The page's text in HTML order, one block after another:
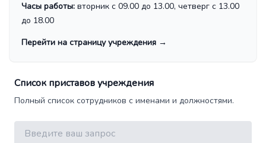
Часы работы: вторник с 09.00 до 13.00, четверг с 13.00
до 18.00
Перейти на страницу учреждения →
Список приставов учреждения
Полный список сотрудников с именами и должностями.
Поиск